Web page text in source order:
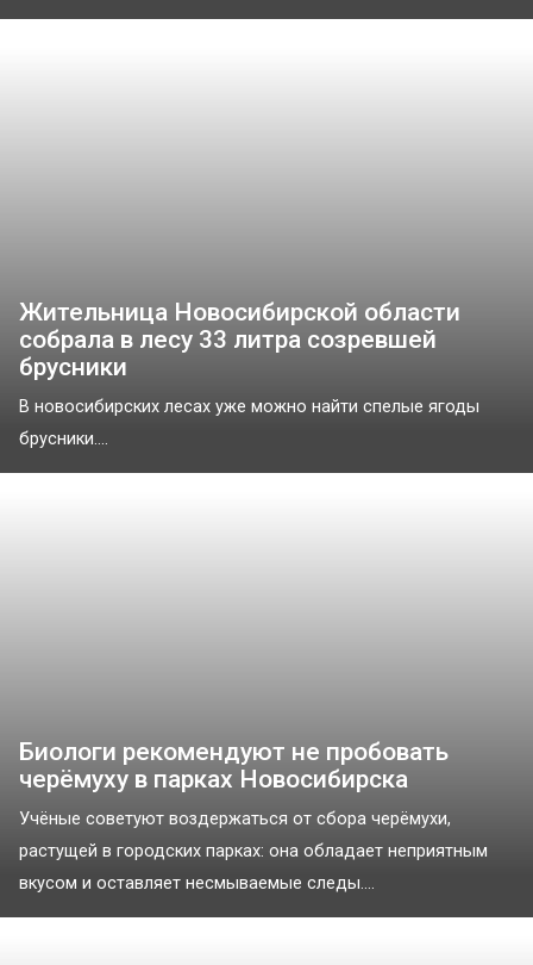
Жительница Новосибирской области
собрала в лесу 33 литра созревшей
брусники
В новосибирских лесах уже можно найти спелые ягоды
брусники....
Биологи рекомендуют не пробовать
черёмуху в парках Новосибирска
Учёные советуют воздержаться от сбора черёмухи,
растущей в городских парках: она обладает неприятным
вкусом и оставляет несмываемые следы....